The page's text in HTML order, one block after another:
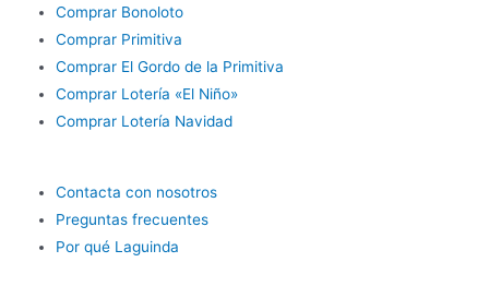
Comprar Bonoloto
Comprar Primitiva
Comprar El Gordo de la Primitiva
Comprar Lotería «El Niño»
Comprar Lotería Navidad
Contacta con nosotros
Preguntas frecuentes
Por qué Laguinda